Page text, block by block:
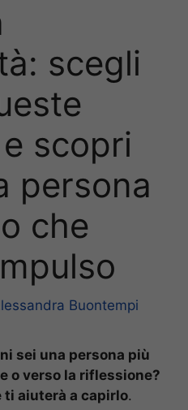
scegli
scopri
persona
che
Buontempi
sei una persona più
o verso la riflessione?
ti aiuterà a capirlo.